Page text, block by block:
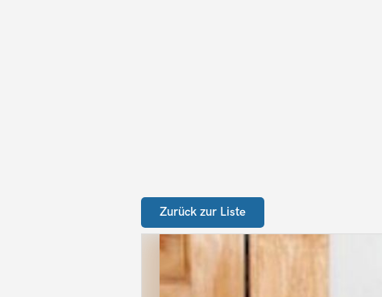
Zurück zur Liste